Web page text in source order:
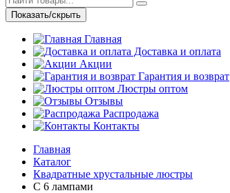
Показать/скрыть
Главная
Доставка и оплата
Акции
Гарантия и возврат
Люстры оптом
Отзывы
Распродажа
Контакты
Главная
Каталог
Квадратные хрустальные люстры
С 6 лампами